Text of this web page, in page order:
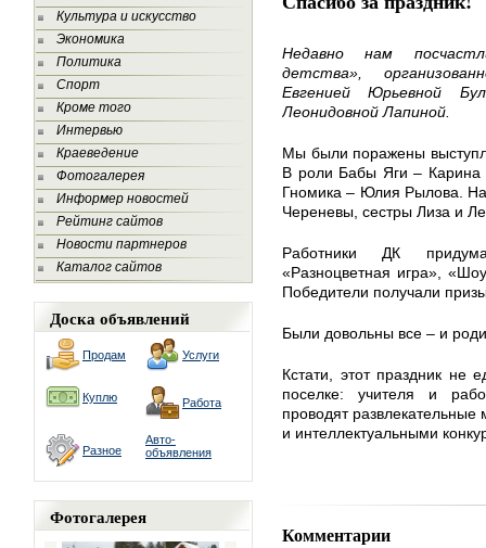
Культура и искусство
Экономика
Политика
Спорт
Кроме того
Интервью
Краеведение
Фотогалерея
Информер новостей
Рейтинг сайтов
Новости партнеров
Каталог сайтов
Доска объявлений
Продам Услуги
Куплю Работа
Разное
Авто-
объявления
Фотогалерея
Недавно нам
детства»,
Евгенией Юрьевной
Леонидовной Лапиной.
Мы были поражены
В роли Бабы Яги – Карина
Гномика – Юлия Рылова.
Череневы, сестры Лиза и
Работники ДК
«Разноцветная игра»,
Победители получали
Были довольны все – и
Кстати, этот праздник не
поселке: учителя и
проводят
и интеллектуальными
Комментарии